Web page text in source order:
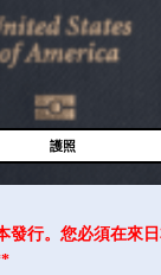
護照
發行。您必須在來